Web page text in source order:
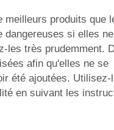
meilleurs produits que
dangereuses si elles
les très prudemment.
afin qu'elles ne se
été ajoutées. Utilisez-
en suivant les